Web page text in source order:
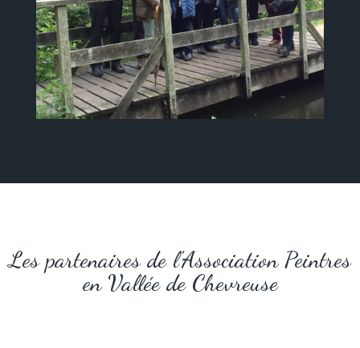
Les partenaires de l'Association Peintres
en Vallée de Chevreuse